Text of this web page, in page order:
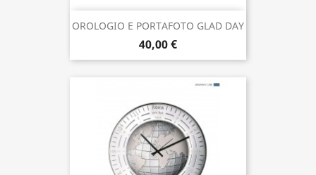
OROLOGIO E PORTAFOTO GLAD DAY
40,00 €